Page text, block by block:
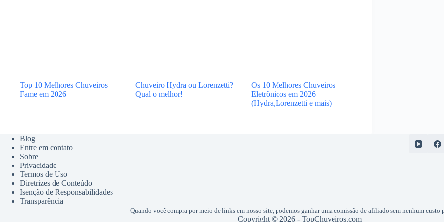
Top 10 Melhores Chuveiros
Fame em 2026
Chuveiro Hydra ou Lorenzetti?
Qual o melhor!
Os 10 Melhores Chuveiros
Eletrônicos em 2026
(Hydra,Lorenzetti e mais)
Blog
Entre em contato
Sobre
Privacidade
Termos de Uso
Diretrizes de Conteúdo
Isenção de Responsabilidades
Transparência
Quando você compra por meio de links em nosso site, podemos ganhar uma comissão de afiliado sem nenhum custo
Copyright © 2026 - TopChuveiros.com